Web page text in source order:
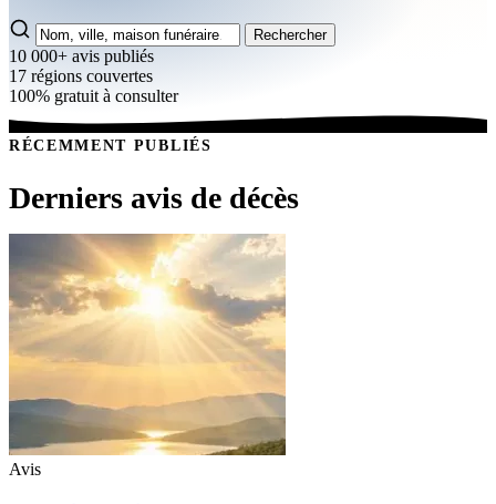
Par région
Par ville
Maisons funéraires
Publier un avis
Recherche
Rechercher
10 000+ avis publiés
17 régions couvertes
100% gratuit à consulter
RÉCEMMENT PUBLIÉS
Derniers avis de décès
Avis